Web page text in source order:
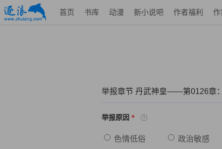
首页 书库 动漫 新小说吧 作者福利 作
举报章节 丹武神皇——第0126章
举报原因 *
色情低俗 政治敏感